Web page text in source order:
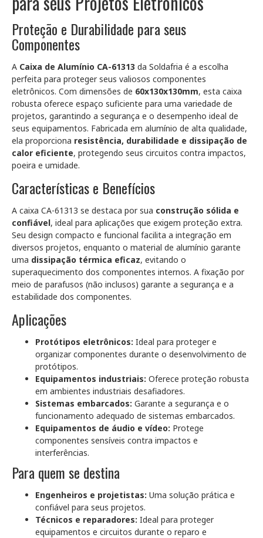
Proteção e Durabilidade para seus
Componentes
A Caixa de Alumínio CA-61313 da Soldafria é a escolha
perfeita para proteger seus valiosos componentes
eletrônicos. Com dimensões de 60x130x130mm, esta caixa
robusta oferece espaço suficiente para uma variedade de
projetos, garantindo a segurança e o desempenho ideal de
seus equipamentos. Fabricada em alumínio de alta qualidade,
ela proporciona resistência, durabilidade e dissipação de
calor eficiente, protegendo seus circuitos contra impactos,
poeira e umidade.
Características e Benefícios
A caixa CA-61313 se destaca por sua construção sólida e
confiável, ideal para aplicações que exigem proteção extra.
Seu design compacto e funcional facilita a integração em
diversos projetos, enquanto o material de alumínio garante
uma dissipação térmica eficaz, evitando o
superaquecimento dos componentes internos. A fixação por
meio de parafusos (não inclusos) garante a segurança e a
estabilidade dos componentes.
Aplicações
Protótipos eletrônicos: Ideal para proteger e
organizar componentes durante o desenvolvimento de
protótipos.
Equipamentos industriais: Oferece proteção robusta
em ambientes industriais desafiadores.
Sistemas embarcados: Garante a segurança e o
funcionamento adequado de sistemas embarcados.
Equipamentos de áudio e vídeo: Protege
componentes sensíveis contra impactos e
interferências.
Para quem se destina
Engenheiros e projetistas: Uma solução prática e
confiável para seus projetos.
Técnicos e reparadores: Ideal para proteger
equipamentos e circuitos durante o reparo e